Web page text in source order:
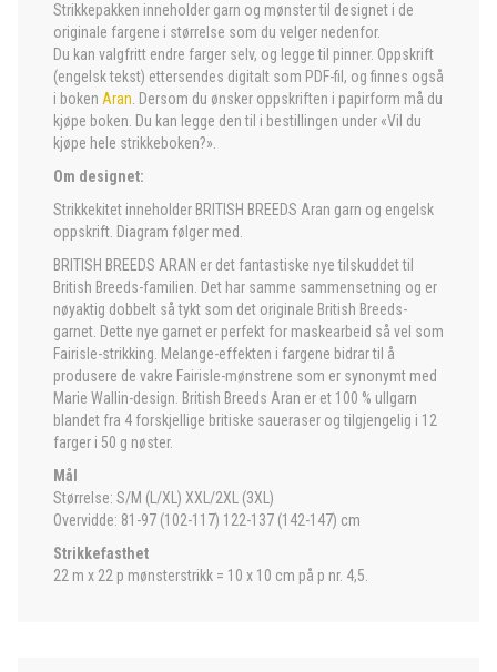
Strikkepakken inneholder garn og mønster til designet i de
originale fargene i størrelse som du velger nedenfor.
Du kan valgfritt endre farger selv, og legge til pinner. Oppskrift
(engelsk tekst) ettersendes digitalt som PDF-fil, og finnes også
i boken Aran . Dersom du ønsker oppskriften i papirform må du
kjøpe boken. Du kan legge den til i bestillingen under «Vil du
kjøpe hele strikkeboken?».
Om designet:
Strikkekitet inneholder BRITISH BREEDS Aran garn og engelsk
oppskrift. Diagram følger med.
BRITISH BREEDS ARAN er det fantastiske nye tilskuddet til
British Breeds-familien. Det har samme sammensetning og er
nøyaktig dobbelt så tykt som det originale British Breeds-
garnet. Dette nye garnet er perfekt for maskearbeid så vel som
Fairisle-strikking. Melange-effekten i fargene bidrar til å
produsere de vakre Fairisle-mønstrene som er synonymt med
Marie Wallin-design. British Breeds Aran er et 100 % ullgarn
blandet fra 4 forskjellige britiske saueraser og tilgjengelig i 12
farger i 50 g nøster.
Mål
Størrelse: S/M (L/XL) XXL/2XL (3XL)
Overvidde: 81-97 (102-117) 122-137 (142-147) cm
Strikkefasthet
22 m x 22 p mønsterstrikk = 10 x 10 cm på p nr. 4,5.